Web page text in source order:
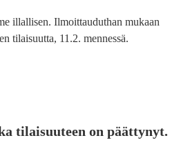
illallisen. Ilmoittauduthan mukaan
tilaisuutta, 11.2. mennessä.
tilaisuuteen on päättynyt.